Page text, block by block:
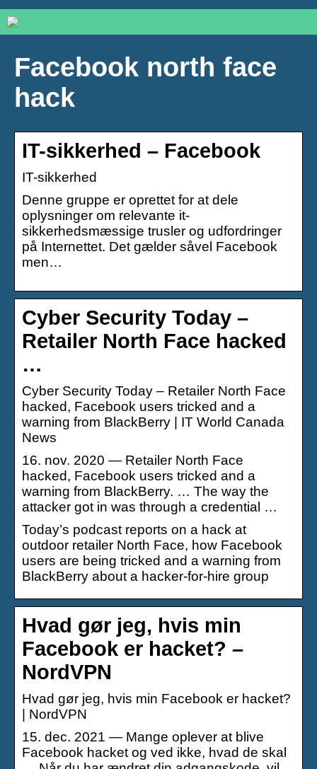
Facebook north face
hack
IT-sikkerhed – Facebook
IT-sikkerhed
Denne gruppe er oprettet for at dele
oplysninger om relevante it-
sikkerhedsmæssige trusler og udfordringer
på Internettet. Det gælder såvel Facebook
men…
Cyber Security Today –
Retailer North Face hacked
…
Cyber Security Today – Retailer North Face
hacked, Facebook users tricked and a
warning from BlackBerry | IT World Canada
News
16. nov. 2020 — Retailer North Face
hacked, Facebook users tricked and a
warning from BlackBerry. … The way the
attacker got in was through a credential …
Today’s podcast reports on a hack at
outdoor retailer North Face, how Facebook
users are being tricked and a warning from
BlackBerry about a hacker-for-hire group
Hvad gør jeg, hvis min
Facebook er hacket? –
NordVPN
Hvad gør jeg, hvis min Facebook er hacket?
| NordVPN
15. dec. 2021 — Mange oplever at blive
Facebook hacket og ved ikke, hvad de skal